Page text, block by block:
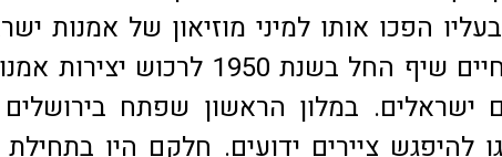
הפכו אותו למיני מוזיאון של אמנות
מייסד המלון חיים שיף החל בשנת 1950 לרכוש
ישראלים. במלון הראשון שפתח
להיפגש ציירים ידועים. חלקם היו